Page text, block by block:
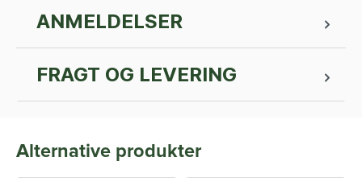
ANMELDELSER
FRAGT OG LEVERING
Alternative produkter